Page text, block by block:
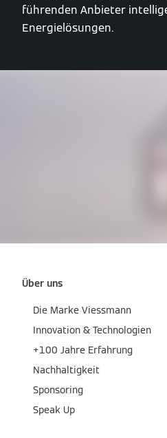
führenden Anbieter
Energielösungen.
Über uns
Die Marke Viessmann
Innovation & Technologien
+100 Jahre Erfahrung
Nachhaltigkeit
Sponsoring
Speak Up